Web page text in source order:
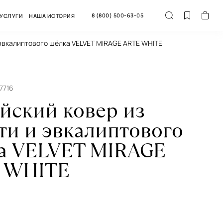
УСЛУГИ НАША ИСТОРИЯ 8 (800) 500-63-05
шёлка VELVET MIRAGE ARTE WHITE
ковер из
и эвкалиптового
VELVET MIRAGE